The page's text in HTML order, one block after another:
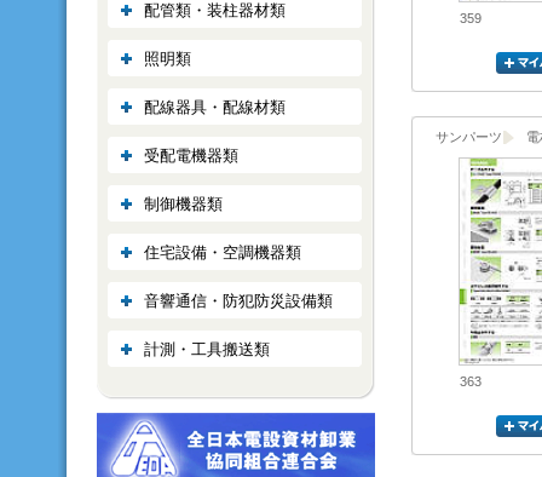
359
サンパーツ
363
配管類・装柱器材類
照明類
配線器具・配線材類
受配電機器類
制御機器類
住宅設備・空調機器類
音響通信・防犯防災設備類
計測・工具搬送類